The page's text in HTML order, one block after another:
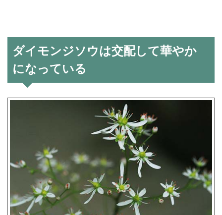
ダイモンジソウは交配して華やか
になっている